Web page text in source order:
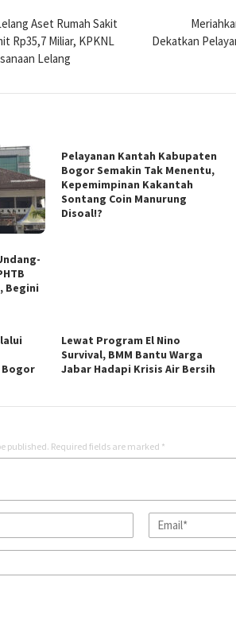
Aset Rumah Sakit
Rp35,7 Miliar, KPKNL
Lelang
Dekatkan
Begini
Pelayanan Kantah Kabupaten
Bogor Semakin Tak Menentu,
Kepemimpinan Kakantah
Sontang Coin Manurung
Disoal!?
Bogor
Lewat Program El Nino
Survival, BMM Bantu Warga
Jabar Hadapi Krisis Air Bersih
published. Required fields are marked *